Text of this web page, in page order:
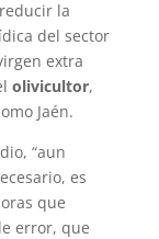
la
del sector
extra
olivicultor,
Jaén.
“aun
es
que
error, que